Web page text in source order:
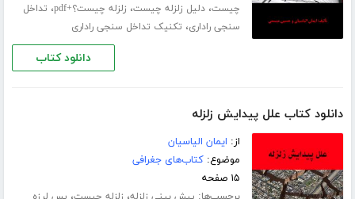
چیست،دلیل زلزله چیست، زلزله چیست؟+pdf ، تداخل
سنجی راداری، تکنیک تداخل سنجی راداری
دانلود کتاب
دانلود کتاب علل پیدایش زلزله
از: ایمان الیاسیان
موضوع:کتاب‌های جغرافی
۱۵ صفحه